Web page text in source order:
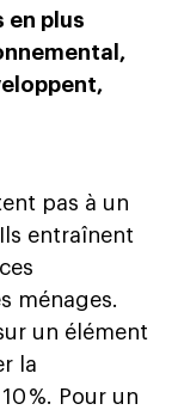
en plus
pas à un
entraînent
ménages.
un élément
la
%. Pour un